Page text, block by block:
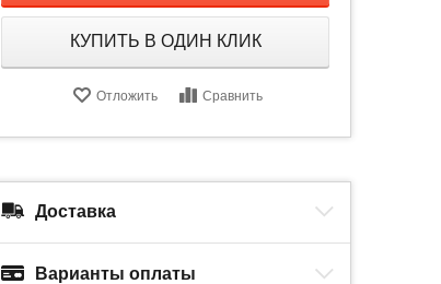
КУПИТЬ В ОДИН КЛИК
Отложить Сравнить
Доставка
Варианты оплаты